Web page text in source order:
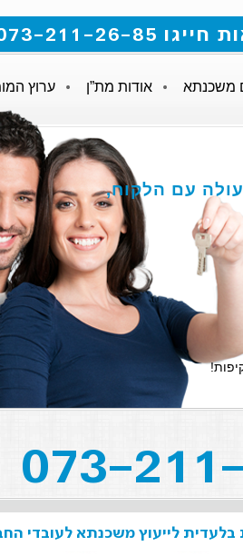
את הטופס
משכנתא אודות מת”ן ערוץ
עם הלקוח,
בלעדית לייעוץ משכנתא לעובדי